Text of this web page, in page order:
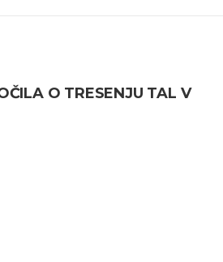
O TRESENJU TAL V